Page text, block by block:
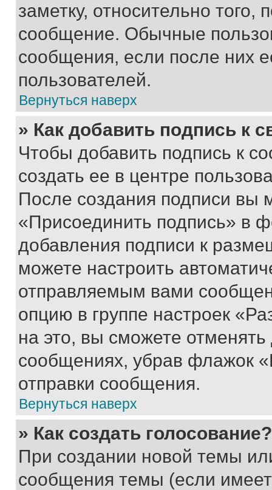
заметку, относительно
сообщение. Обычные
сообщения, если после них
пользователей.
Вернуться наверх
» Как добавить подпись к
Чтобы добавить подпись к
создать ее в центре
После создания подписи вы
«Присоединить подпись» в
добавления подписи к
можете настроить
отправляемым вами
опцию в группе настроек
на это, вы сможете
сообщениях, убрав флажок
отправки сообщения.
Вернуться наверх
» Как создать голосование?
При создании новой темы
сообщения темы (если